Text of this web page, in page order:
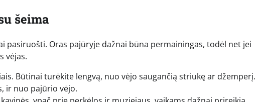
šeima
pasiruošti. Oras pajūryje dažnai būna permainingas, todėl net jei
vėjas.
Būtinai turėkite lengvą, nuo vėjo saugančią striukę ar džemperį.
ir nuo pajūrio vėjo.